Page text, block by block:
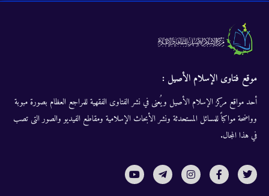
موقع فتاوى الإسلام الأصيل :
أحد مواقع مركز الإسلام الأصيل ويُعنى في نشر الفتاوى الفقهية للمراجع العظام بصورة مبوبة
وواضحة مواكباً للمسائل المستحدثة ونشر الأبحاث الإسلامية ومقاطع الفيديو والصور التى تصب
في هذا المجال.